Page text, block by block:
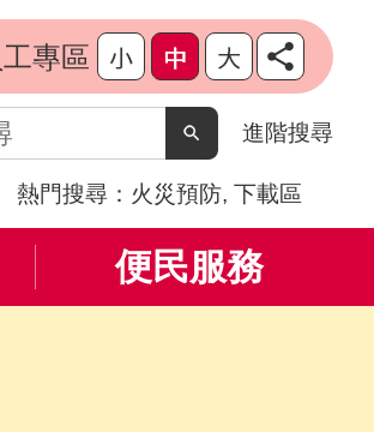
工專區
搜
尋
進階搜尋
熱門搜尋： 火災預防 下載區
便民服務